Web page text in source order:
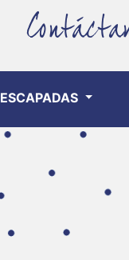
ESCAPADAS